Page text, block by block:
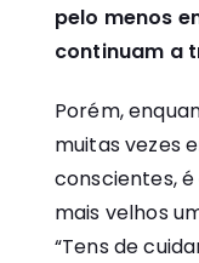
pelo menos
continuam a
Porém,
muitas vezes
conscientes,
mais velhos
“Tens de